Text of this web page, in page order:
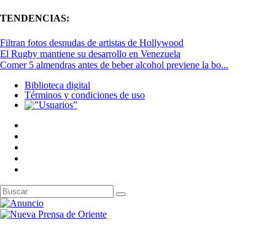
TENDENCIAS:
Filtran fotos desnudas de artistas de Hollywood
El Rugby mantiene su desarrollo en Venezuela
Comer 5 almendras antes de beber alcohol previene la bo...
Biblioteca digital
Términos y condiciones de uso